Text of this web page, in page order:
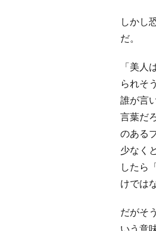
しかし
だ。
「美人
られそ
誰が言
言葉だ
のある
少なく
したら
けでは
だがそ
いう意